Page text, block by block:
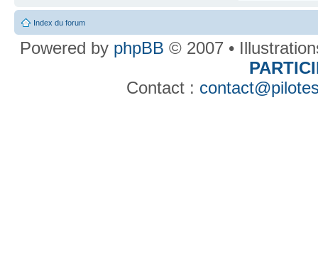
Index du forum
Powered by phpBB © 2007 •
Contact :